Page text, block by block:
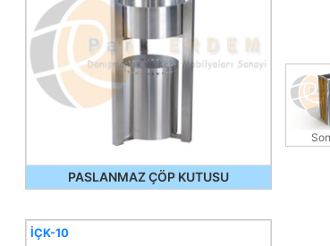
PASLANMAZ ÇÖP KUTUSU
İÇK-10